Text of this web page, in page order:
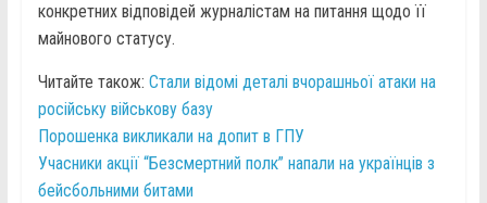
конкретних відповідей журналістам на питання щодо її
майнового статусу.
Читайте також: Стали відомі деталі вчорашньої атаки на
російську військову базу
Порошенка викликали на допит в ГПУ
Учасники акції “Безсмертний полк” напали на українців з
бейсбольними битами